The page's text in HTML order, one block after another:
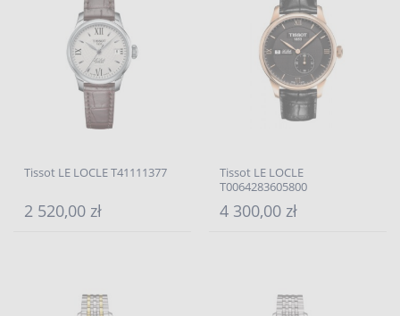
Tissot LE LOCLE T41111377
2 520,00 zł
Tissot LE LOCLE
T0064283605800
4 300,00 zł